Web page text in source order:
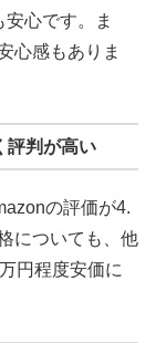
心です。ま
心感もありま
評判が高い
の評価が4.
についても、他
円程度安価に